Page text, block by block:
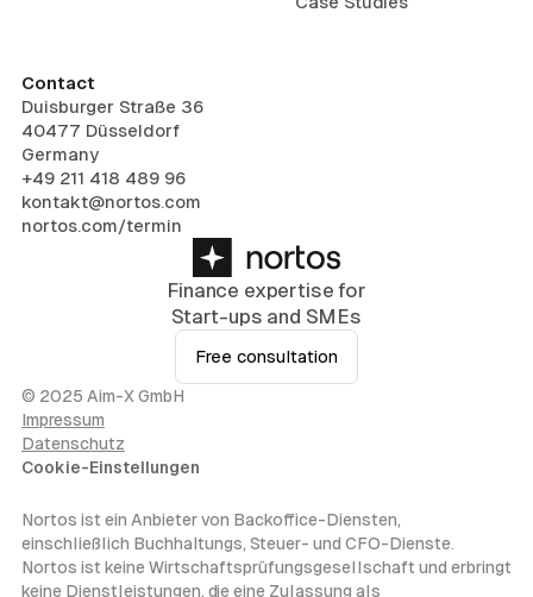
Finance expertise for
Start-ups and SMEs
Free consultation
Contact
Duisburger Straße 36
40477 Düsseldorf
Germany
+49 211 418 489 96
kontakt@nortos.com
nortos.com/termin
© 2025 Aim-X GmbH
Impressum
Datenschutz
Cookie-Einstellungen
Nortos ist ein Anbieter von Backoffice-Diensten,
einschließlich Buchhaltungs, Steuer- und CFO-Dienste.
Nortos ist keine Wirtschaftsprüfungsgesellschaft und erbringt
keine Dienstleistungen, die eine Zulassung als